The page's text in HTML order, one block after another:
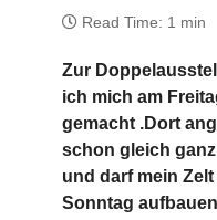
Read Time: 1 min
Zur
ich mich am
gemacht .Dort
schon gleich
und darf mein
Sonntag